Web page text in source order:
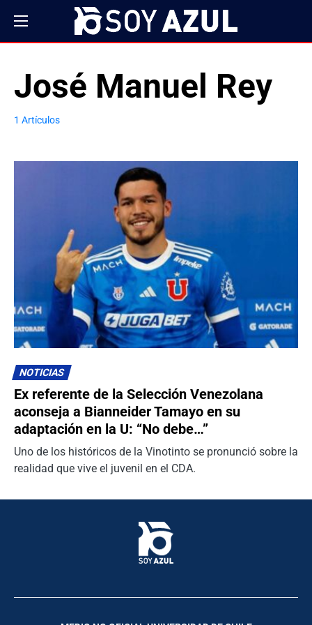
José Manuel Rey
1 Artículos
NOTICIAS
Ex referente de la Selección Venezolana
aconseja a Bianneider Tamayo en su
adaptación en la U: “No debe…”
Uno de los históricos de la Vinotinto se pronunció sobre la
realidad que vive el juvenil en el CDA.